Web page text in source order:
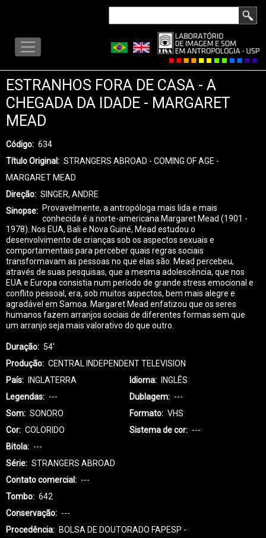
conteúdo
LISA
MENU
ESTRANHOS FORA DE CASA - A
CHEGADA DA IDADE - MARGARET
MEAD
Código
634
Título Original
STRANGERS ABROAD - COMING OF AGE -
MARGARET MEAD
Direção
SINGER, ANDRE
Sinopse
Provavelmente, a antropóloga mais lida e mais
conhecida é a norte-americana Margaret Mead (1901 -
1978). Nos EUA, Bali e Nova Guiné, Mead estudou o
desenvolvimento de crianças sob os aspectos sexuais e
comportamentais para perceber quais regras sociais
transformavam as pessoas no que elas são. Mead percebeu,
através de suas pesquisas, que a mesma adolescência, que nos
EUA e Europa consistia num período de grande stress emocional e
conflito pessoal, era, sob muitos aspectos, bem mais alegre e
agradável em Samoa. Margaret Mead enfatizou que os seres
humanos fazem arranjos sociais de diferentes formas sem que
um arranjo seja mais valorativo do que outro.
Duração
54'
Produção
CENTRAL INDEPENDENT TELEVISION
País
INGLATERRA Idioma
INGLÊS
Legendas
--- Dublagem
---
Som
SONORO Formato
VHS
Cor
COLORIDO Sistema de cor
---
Bitola
---
Série
STRANGERS ABROAD
Contato comercial
---
Tombo
642
Conservação
---
Procedência
BOLSA DE DOUTORADO FAPESP -